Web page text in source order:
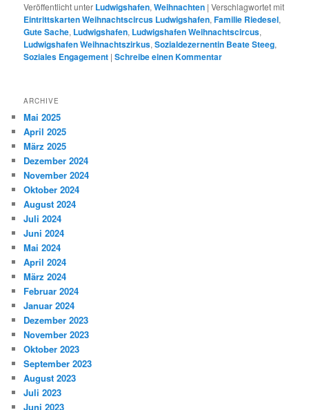
Veröffentlicht unter Ludwigshafen,Weihnachten |Verschlagwortet mit
Eintrittskarten Weihnachtscircus Ludwigshafen,Familie Riedesel,
Gute Sache, Ludwigshafen, Ludwigshafen Weihnachtscircus,
Ludwigshafen Weihnachtszirkus,Sozialdezernentin Beate Steeg,
Soziales Engagement |Schreibe einen Kommentar
ARCHIVE
Mai 2025
April 2025
März 2025
Dezember 2024
November 2024
Oktober 2024
August 2024
Juli 2024
Juni 2024
Mai 2024
April 2024
März 2024
Februar 2024
Januar 2024
Dezember 2023
November 2023
Oktober 2023
September 2023
August 2023
Juli 2023
Juni 2023